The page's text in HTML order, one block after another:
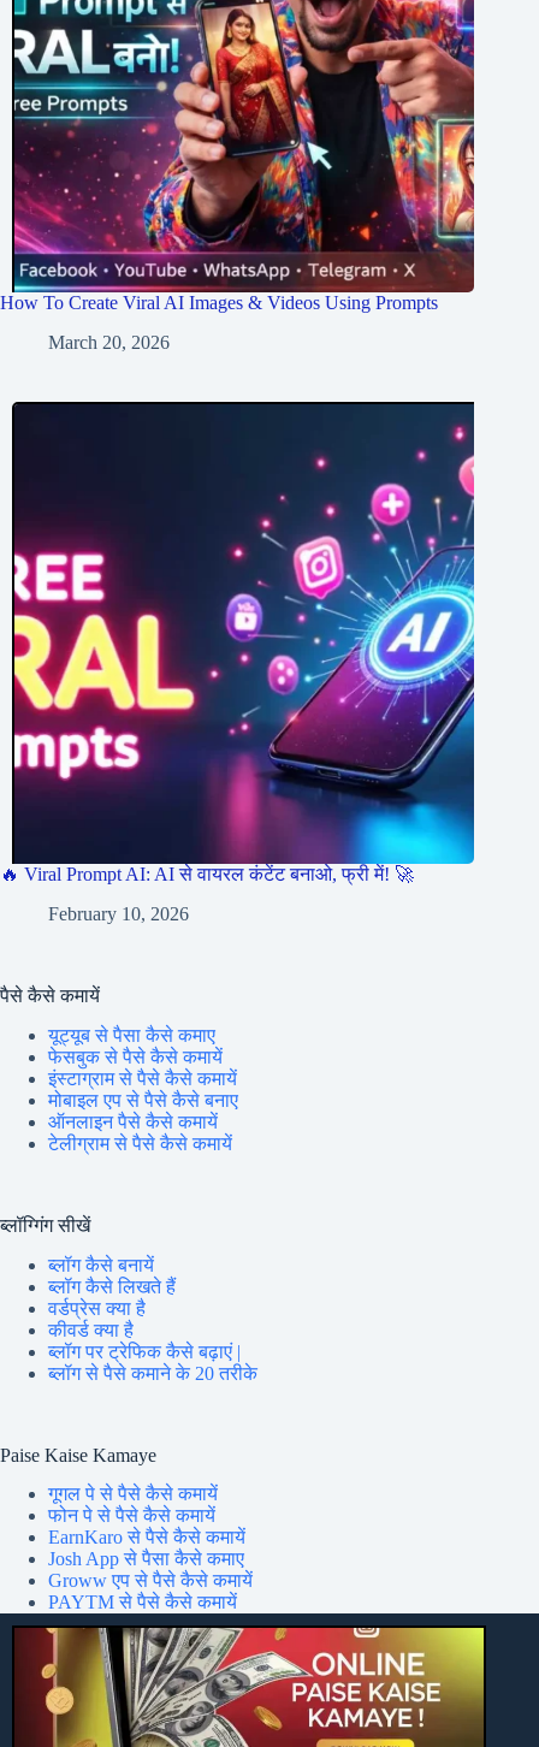
How To Create Viral AI Images & Videos Using Prompts
March 20, 2026
🔥 Viral Prompt AI: AI से वायरल कंटेंट बनाओ, फ्री में! 🚀
February 10, 2026
पैसे कैसे कमायें
यूट्यूब से पैसा कैसे कमाए
फेसबुक से पैसे कैसे कमायें
इंस्टाग्राम से पैसे कैसे कमायें
मोबाइल एप से पैसे कैसे बनाए
ऑनलाइन पैसे कैसे कमायें
टेलीग्राम से पैसे कैसे कमायें
ब्लॉग्गिंग सीखें
ब्लॉग कैसे बनायें
ब्लॉग कैसे लिखते हैं
वर्डप्रेस क्या है
कीवर्ड क्या है
ब्लॉग पर ट्रेफिक कैसे बढ़ाएं |
ब्लॉग से पैसे कमाने के 20 तरीके
Paise Kaise Kamaye
गूगल पे से पैसे कैसे कमायें
फोन पे से पैसे कैसे कमायें
EarnKaro से पैसे कैसे कमायें
Josh App से पैसा कैसे कमाए
Groww एप से पैसे कैसे कमायें
PAYTM से पैसे कैसे कमायें